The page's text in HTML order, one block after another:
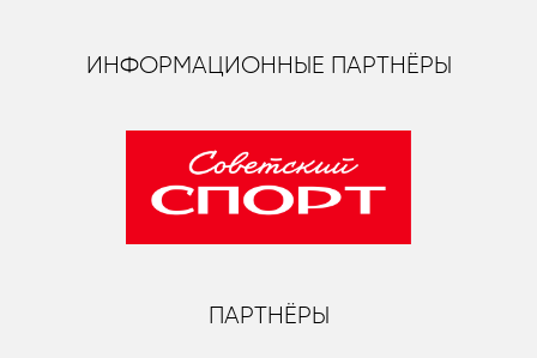
ИНФОРМАЦИОННЫЕ ПАРТНЁРЫ
ПАРТНЁРЫ